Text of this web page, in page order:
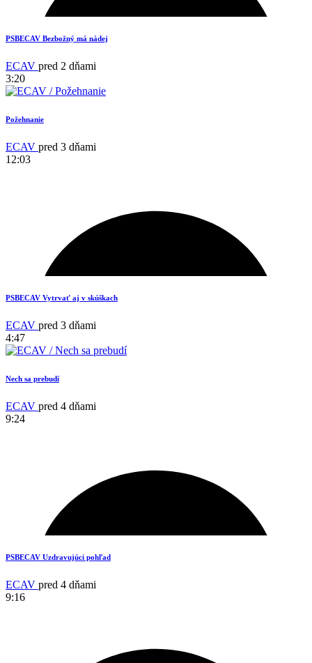
2
PSBECAV Bezbožný má nádej
ECAV pred 2 dňami
3:20
Požehnanie
ECAV pred 3 dňami
12:03
PSBECAV Vytrvať aj v skúškach
ECAV pred 3 dňami
4:47
Nech sa prebudí
ECAV pred 4 dňami
9:24
PSBECAV Uzdravujúci pohľad
ECAV pred 4 dňami
9:16